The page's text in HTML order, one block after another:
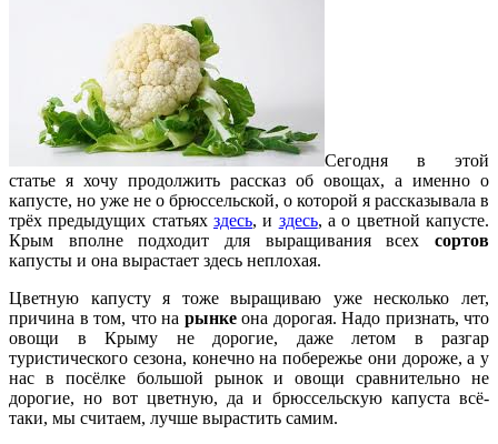
Сегодня в этой
статье я хочу продолжить рассказ об овощах, а именно о
капусте, но уже не о брюссельской, о которой я рассказывала в
трёх предыдущих статьях здесь, и здесь, а о цветной капусте.
Крым вполне подходит для выращивания всех сортов
капусты и она вырастает здесь неплохая.
Цветную капусту я тоже выращиваю уже несколько лет,
причина в том, что на рынкеона дорогая. Надо признать, что
овощи в Крыму не дорогие, даже летом в разгар
туристического сезона, конечно на побережье они дороже, а у
нас в посёлке большой рынок и овощи сравнительно не
дорогие, но вот цветную, да и брюссельскую капуста всё-
таки, мы считаем, лучше вырастить самим.